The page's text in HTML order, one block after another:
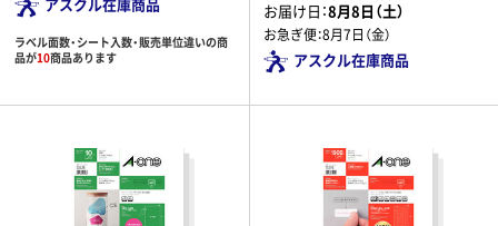
アスクル在庫商品
ラベル面数・シート入数・販売単位違いの商
品が10商品あります
お届け日：8月8日（土）
お急ぎ便：8月7日（金）
アスクル在庫商品